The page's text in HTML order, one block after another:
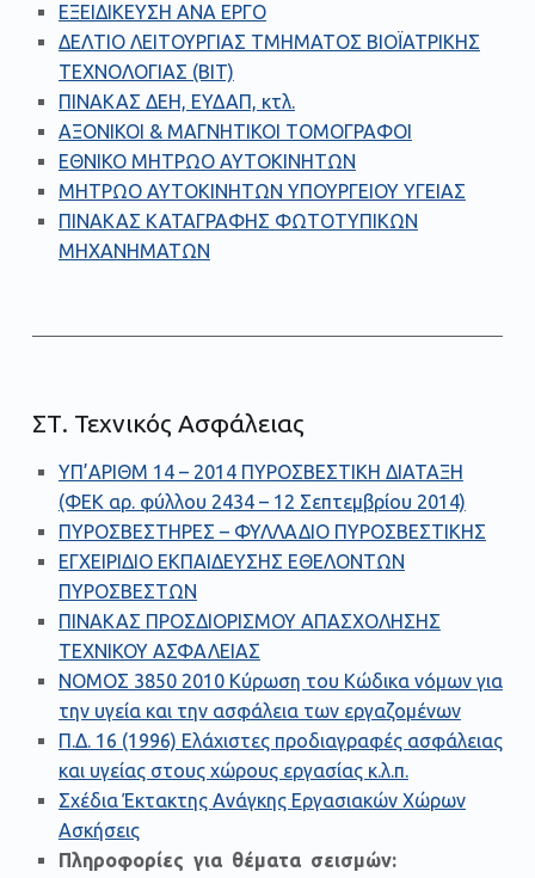
ΕΞΕΙΔΙΚΕΥΣΗ ΑΝΑ ΕΡΓΟ
ΔΕΛΤΙΟ ΛΕΙΤΟΥΡΓΙΑΣ ΤΜΗΜΑΤΟΣ ΒΙΟΪΑΤΡΙΚΗΣ
ΤΕΧΝΟΛΟΓΙΑΣ (ΒΙΤ)
ΠΙΝΑΚΑΣ ΔΕΗ, ΕΥΔΑΠ, κτλ.
ΑΞΟΝΙΚΟΙ & ΜΑΓΝΗΤΙΚΟΙ ΤΟΜΟΓΡΑΦΟΙ
ΕΘΝΙΚΟ ΜΗΤΡΩΟ ΑΥΤΟΚΙΝΗΤΩΝ
ΜΗΤΡΩΟ ΑΥΤΟΚΙΝΗΤΩΝ ΥΠΟΥΡΓΕΙΟΥ ΥΓΕΙΑΣ
ΠΙΝΑΚΑΣ ΚΑΤΑΓΡΑΦΗΣ ΦΩΤΟΤΥΠΙΚΩΝ
ΜΗΧΑΝΗΜΑΤΩΝ
ΣΤ. Τεχνικός Ασφάλειας
ΥΠ’ΑΡΙΘΜ 14 – 2014 ΠΥΡΟΣΒΕΣΤΙΚΗ ΔΙΑΤΑΞΗ
(ΦΕΚ αρ. φύλλου 2434 – 12 Σεπτεμβρίου 2014)
ΠΥΡΟΣΒΕΣΤΗΡΕΣ – ΦΥΛΛΑΔΙΟ ΠΥΡΟΣΒΕΣΤΙΚΗΣ
ΕΓΧΕΙΡΙΔΙΟ ΕΚΠΑΙΔΕΥΣΗΣ ΕΘΕΛΟΝΤΩΝ
ΠΥΡΟΣΒΕΣΤΩΝ
ΠΙΝΑΚΑΣ ΠΡΟΣΔΙΟΡΙΣΜΟΥ ΑΠΑΣΧΟΛΗΣΗΣ
ΤΕΧΝΙΚΟΥ ΑΣΦΑΛΕΙΑΣ
ΝΟΜΟΣ 3850 2010 Κύρωση του Κώδικα νόμων για
την υγεία και την ασφάλεια των εργαζομένων
Π.Δ. 16 (1996) Ελάχιστες προδιαγραφές ασφάλειας
και υγείας στους χώρους εργασίας κ.λ.π.
Σχέδια Έκτακτης Ανάγκης Εργασιακών Χώρων
Ασκήσεις
Πληροφορίες για θέματα σεισμών: